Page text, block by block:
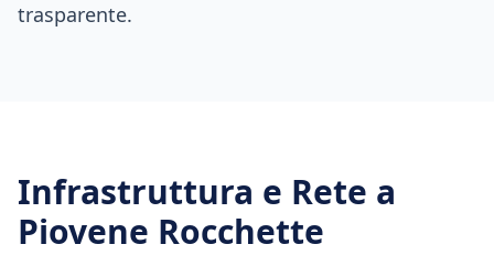
trasparente.
Infrastruttura e Rete a
Piovene Rocchette